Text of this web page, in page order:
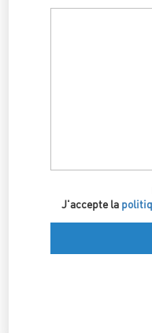
J'accepte la